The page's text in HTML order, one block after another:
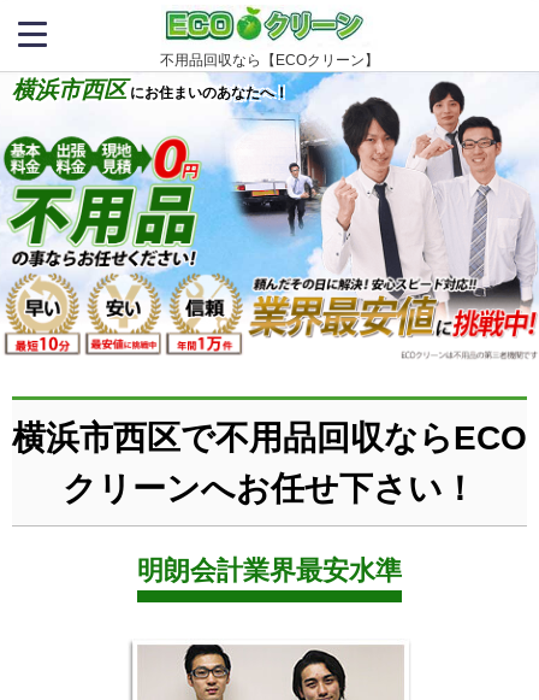
不用品回収なら【ECOクリーン】
横浜市西区 にお住まいのあなたへ！
横浜市西区で不用品回収ならECO
クリーンへお任せ下さい！
明朗会計業界最安水準